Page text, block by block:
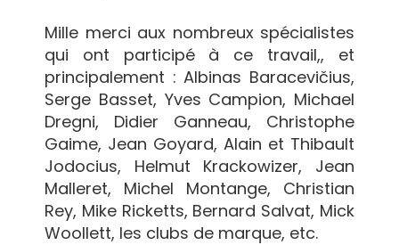
Mille merci aux nombreux spécialistes
qui ont participé à ce travail,, et
principalement : Albinas Baracevičius,
Serge Basset, Yves Campion, Michael
Dregni, Didier Ganneau, Christophe
Gaime, Jean Goyard, Alain et Thibault
Jodocius, Helmut Krackowizer, Jean
Malleret, Michel Montange, Christian
Rey, Mike Ricketts, Bernard Salvat, Mick
Woollett, les clubs de marque, etc.